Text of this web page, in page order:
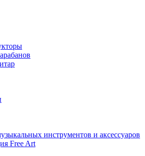
инструментов и аксессуаров
Free Art